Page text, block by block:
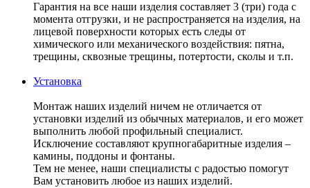
Гарантия на все наши изделия составляет 3 (три) года с
момента отгрузки, и не распространяется на изделия, на
лицевой поверхности которых есть следы от
химического или механического воздействия: пятна,
трещины, сквозные трещины, потертости, сколы и т.п.
Установка
Монтаж наших изделий ничем не отличается от
установки изделий из обычных материалов, и его может
выполнить любой профильный специалист.
Исключение составляют крупногабаритные изделия –
камины, поддоны и фонтаны.
Тем не менее, наши специалисты с радостью помогут
Вам установить любое из наших изделий.